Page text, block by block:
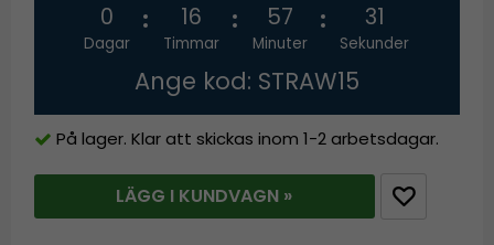
0
Dagar
16
Timmar
57
Minuter
30
Sekunder
Ange kod: STRAW15
På lager. Klar att skickas inom 1-2 arbetsdagar.
LÄGG I KUNDVAGN »